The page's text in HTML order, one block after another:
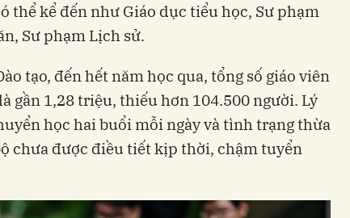
thể kể đến như Giáo dục tiểu học, Sư phạm
Sư phạm Lịch sử.
tạo, đến hết năm học qua, tổng số giáo viên
gần 1,28 triệu, thiếu hơn 104.500 người. Lý
học hai buổi mỗi ngày và tình trạng thừa
chưa được điều tiết kịp thời, chậm tuyển